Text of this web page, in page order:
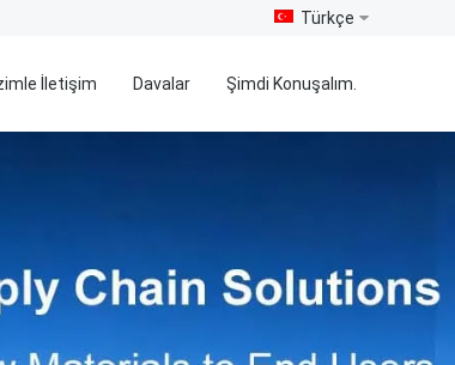
Türkçe
İletişim Davalar Şimdi Konuşalım.